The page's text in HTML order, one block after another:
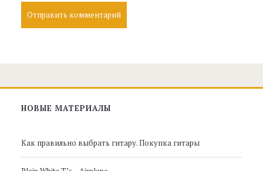
Главная
панель
НОВЫЕ МАТЕРИАЛЫ
Как правильно выбрать гитару. Покупка гитары